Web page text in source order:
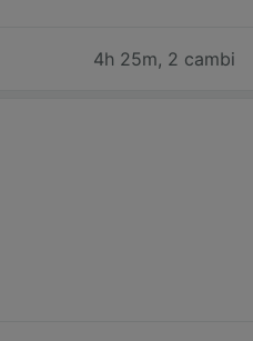
4h 25m, 2 cambi